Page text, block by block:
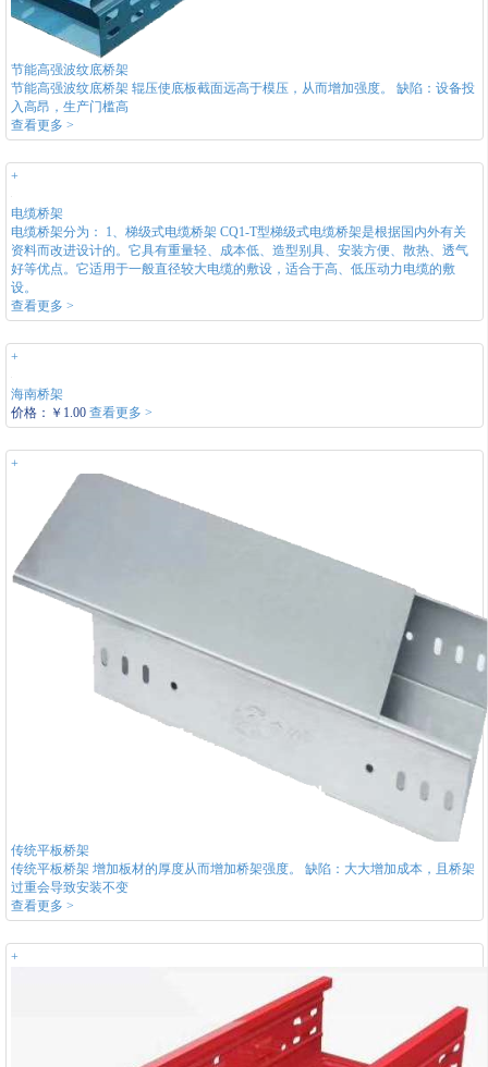
节能高强波纹底桥架
节能高强波纹底桥架 辊压使底板截面远高于模压，从而增加强度。 缺陷：设备投
入高昂，生产门槛高
查看更多 >
+
电缆桥架
电缆桥架分为： 1、梯级式电缆桥架 CQ1-T型梯级式电缆桥架是根据国内外有关
资料而改进设计的。它具有重量轻、成本低、造型别具、安装方便、散热、透气
好等优点。它适用于一般直径较大电缆的敷设，适合于高、低压动力电缆的敷
设。
查看更多 >
+
海南桥架
价格：￥1.00 查看更多 >
+
传统平板桥架
传统平板桥架 增加板材的厚度从而增加桥架强度。 缺陷：大大增加成本，且桥架
过重会导致安装不变
查看更多 >
+